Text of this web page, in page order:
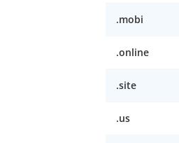
.mobi
.online
.site
.us